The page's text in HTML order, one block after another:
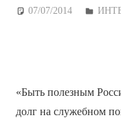
07/07/2014
«Быть полезным
долг на служебном